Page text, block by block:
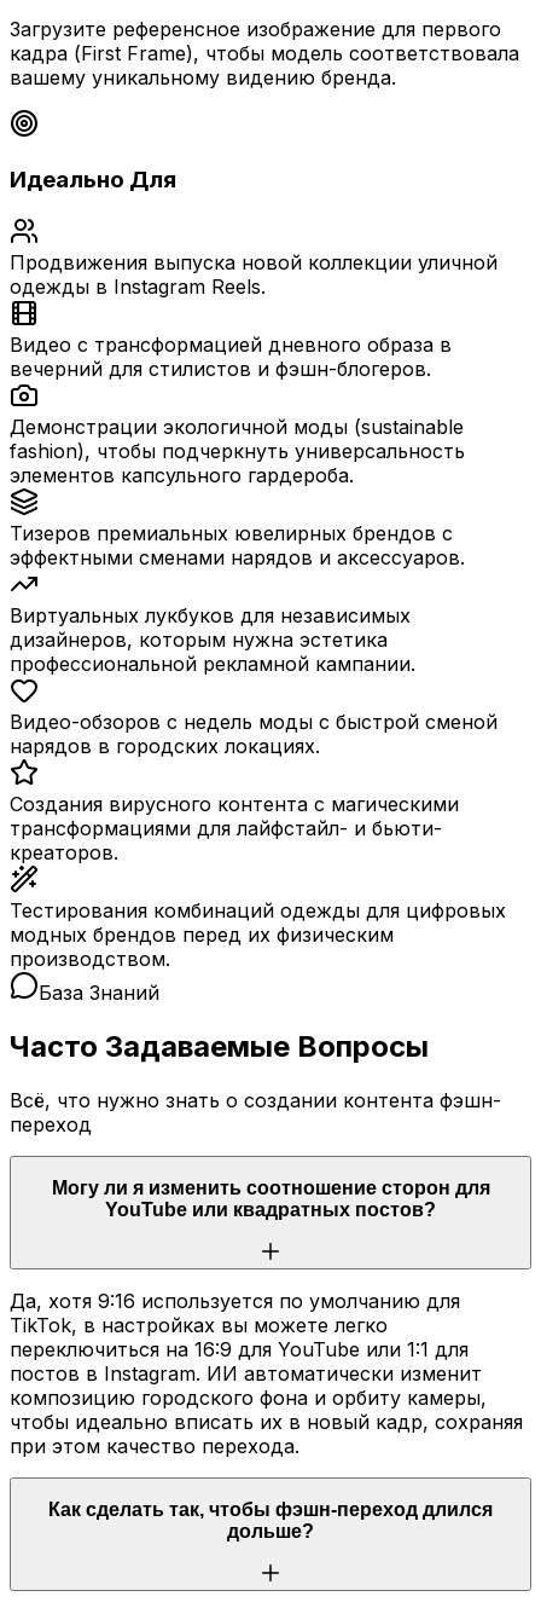
Загрузите референсное изображение для первого
кадра (First Frame), чтобы модель соответствовала
вашему уникальному видению бренда.
Идеально Для
Продвижения выпуска новой коллекции уличной
одежды в Instagram Reels.
Видео с трансформацией дневного образа в
вечерний для стилистов и фэшн-блогеров.
Демонстрации экологичной моды (sustainable
fashion), чтобы подчеркнуть универсальность
элементов капсульного гардероба.
Тизеров премиальных ювелирных брендов с
эффектными сменами нарядов и аксессуаров.
Виртуальных лукбуков для независимых
дизайнеров, которым нужна эстетика
профессиональной рекламной кампании.
Видео-обзоров с недель моды с быстрой сменой
нарядов в городских локациях.
Создания вирусного контента с магическими
трансформациями для лайфстайл- и бьюти-
креаторов.
Тестирования комбинаций одежды для цифровых
модных брендов перед их физическим
производством.
База Знаний
Часто Задаваемые Вопросы
Всё, что нужно знать о создании контента фэшн-
переход
Могу ли я изменить соотношение сторон для
YouTube или квадратных постов?
Да, хотя 9:16 используется по умолчанию для
TikTok, в настройках вы можете легко
переключиться на 16:9 для YouTube или 1:1 для
постов в Instagram. ИИ автоматически изменит
композицию городского фона и орбиту камеры,
чтобы идеально вписать их в новый кадр, сохраняя
при этом качество перехода.
Как сделать так, чтобы фэшн-переход длился
дольше?